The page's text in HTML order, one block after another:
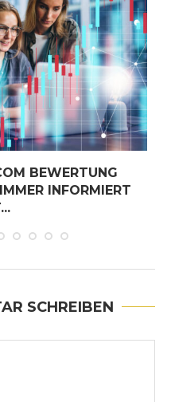
BEWERTUNG
INFORMIERT
SCHREIBEN